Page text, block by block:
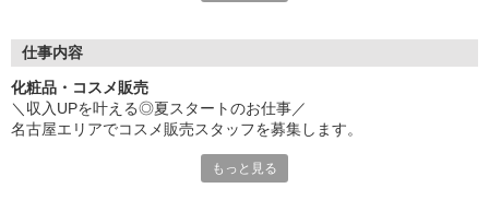
販売や美容、PRなど、各分野に特化した
興味はあるけれどファッション・コスメ業界が初めてで
どのように始めたら良いか分からない方、
販売スキルに磨きをかけたい現職の方、
様々なご要望にお応えできる幅広いカリキュラムをご用意。
iDAにご登録頂いた方は、全ての研修が無料でご参加頂けます
仕事内容
化粧品・コスメ販売
＼収入UPを叶える◎夏スタートのお仕事／
名古屋エリアでコスメ販売スタッフを募集します。
オーガニック系、韓国コスメ、ハイブランドコスメなど…
もっと見る